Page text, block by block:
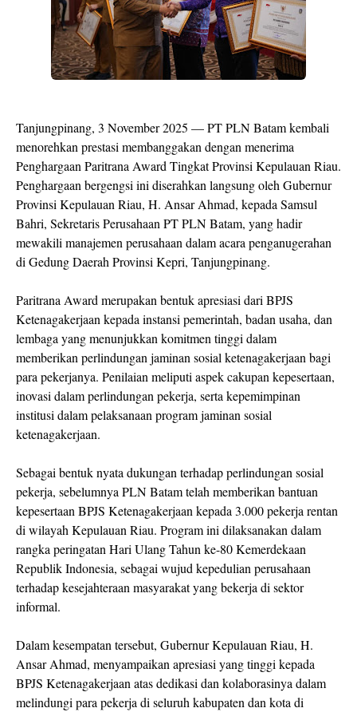
Tanjungpinang, 3 November 2025 — ‎PT PLN Batam kembali
menorehkan prestasi membanggakan dengan menerima
Penghargaan Paritrana Award Tingkat Provinsi Kepulauan Riau.
Penghargaan bergengsi ini diserahkan langsung oleh Gubernur
Provinsi Kepulauan Riau, H. Ansar Ahmad, kepada Samsul
Bahri, Sekretaris Perusahaan PT PLN Batam, yang hadir
mewakili manajemen perusahaan dalam acara penganugerahan
di Gedung Daerah Provinsi Kepri, Tanjungpinang.
Paritrana Award merupakan bentuk apresiasi dari BPJS
Ketenagakerjaan kepada instansi pemerintah, badan usaha, dan
lembaga yang menunjukkan komitmen tinggi dalam
memberikan perlindungan jaminan sosial ketenagakerjaan bagi
para pekerjanya. Penilaian meliputi aspek cakupan kepesertaan,
inovasi dalam perlindungan pekerja, serta kepemimpinan
institusi dalam pelaksanaan program jaminan sosial
ketenagakerjaan.
Sebagai bentuk nyata dukungan terhadap perlindungan sosial
pekerja, sebelumnya PLN Batam telah memberikan bantuan
kepesertaan BPJS Ketenagakerjaan kepada 3.000 pekerja rentan
di wilayah Kepulauan Riau. Program ini dilaksanakan dalam
rangka peringatan Hari Ulang Tahun ke-80 Kemerdekaan
Republik Indonesia, sebagai wujud kepedulian perusahaan
terhadap kesejahteraan masyarakat yang bekerja di sektor
informal.
Dalam kesempatan tersebut, Gubernur Kepulauan Riau, H.
Ansar Ahmad, menyampaikan apresiasi yang tinggi kepada
BPJS Ketenagakerjaan atas dedikasi dan kolaborasinya dalam
melindungi para pekerja di seluruh kabupaten dan kota di